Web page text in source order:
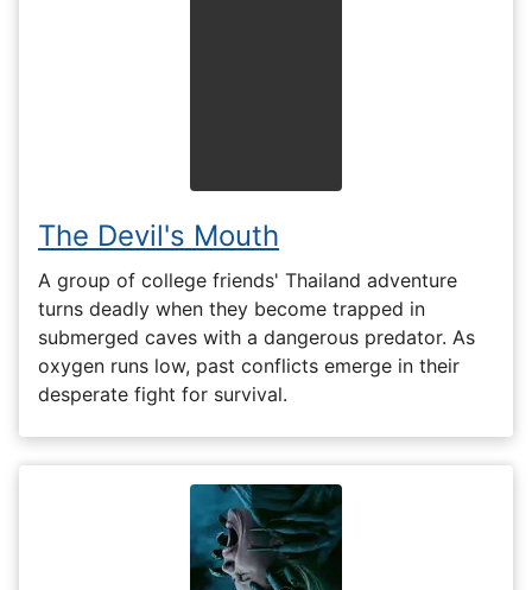
The Devil's Mouth
A group of college friends' Thailand adventure
turns deadly when they become trapped in
submerged caves with a dangerous predator. As
oxygen runs low, past conflicts emerge in their
desperate fight for survival.